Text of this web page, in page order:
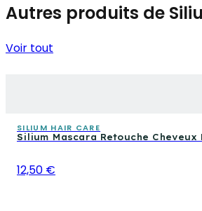
Autres produits de
Voir tout
SILIUM HAIR CARE
Silium Mascara Retouche Cheveux
12,50 €